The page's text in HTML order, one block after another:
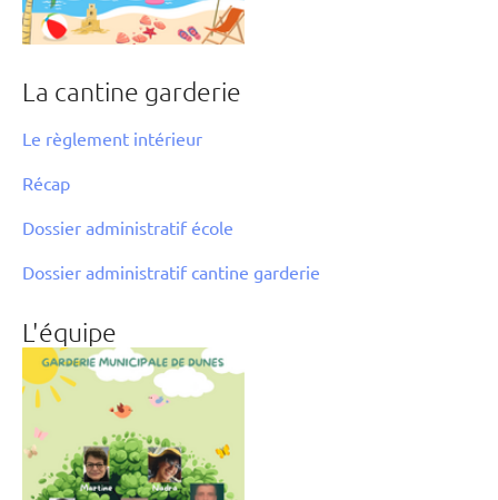
La cantine garderie
Le règlement intérieur
Récap
Dossier administratif école
Dossier administratif cantine garderie
L'équipe